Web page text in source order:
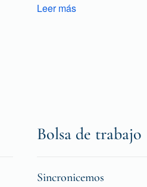
Leer más
Bolsa de trabajo
Sincronicemos